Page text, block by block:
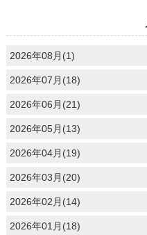
2026年08月(1)
2026年07月(18)
2026年06月(21)
2026年05月(13)
2026年04月(19)
2026年03月(20)
2026年02月(14)
2026年01月(18)